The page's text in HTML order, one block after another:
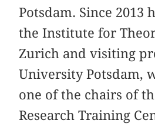
Potsdam. Since 2013
the Institute for
Zurich and visiting
University Potsdam,
one of the chairs of
Research Training